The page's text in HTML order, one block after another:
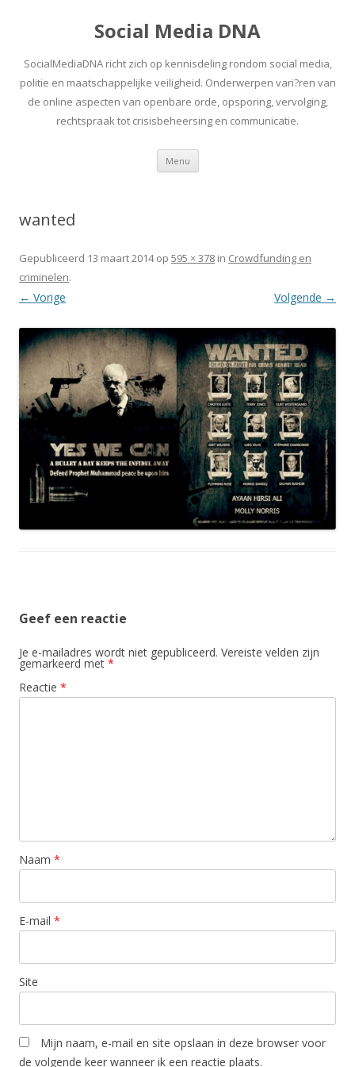
Social Media DNA
SocialMediaDNA richt zich op kennisdeling rondom social media,
politie en maatschappelijke veiligheid. Onderwerpen vari?ren van
de online aspecten van openbare orde, opsporing, vervolging,
rechtspraak tot crisisbeheersing en communicatie.
Menu Spring
inhoud
wanted
Gepubliceerd 13 maart 2014op 595 × 378 in Crowdfunding en
criminelen.
← Vorige Volgende →
Geef een reactie
Je e-mailadres wordt niet gepubliceerd. Vereiste velden zijn
gemarkeerd met *
Reactie *
Naam *
E-mail *
Site
Mijn naam, e-mail en site opslaan in deze browser voor
de volgende keer wanneer ik een reactie plaats.